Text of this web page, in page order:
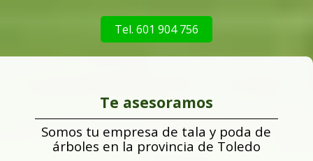
Tel. 601 904 756
Te asesoramos
Somos tu empresa de tala y poda de
árboles en la provincia de Toledo